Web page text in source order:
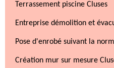
Terrassement piscine Cluses
Entreprise démolition et
Pose d'enrobé suivant la
Création mur sur mesure